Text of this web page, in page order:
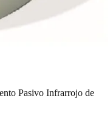
Pasivo Infrarrojo de